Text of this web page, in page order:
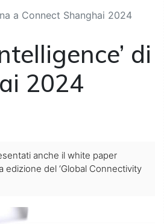
a Connect Shanghai 2024
di
2024
anche il white paper
edizione del ‘Global Connectivity